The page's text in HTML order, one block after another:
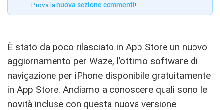
Prova la nuova sezione commenti!
È stato da poco rilasciato in App Store un nuovo
aggiornamento per Waze, l’ottimo software di
navigazione per iPhone disponibile gratuitamente
in App Store. Andiamo a conoscere quali sono le
novità incluse con questa nuova versione